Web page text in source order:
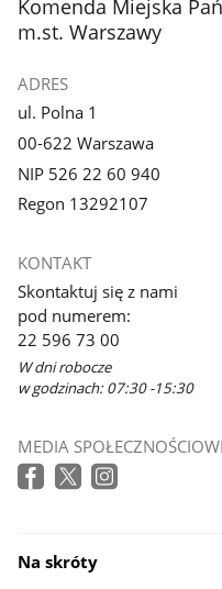
galerii.
Komenda Miejska
m.st. Warszawy
ADRES
ul. Polna 1
00-622 Warszawa
NIP 526 22 60 940
Regon 13292107
KONTAKT
Skontaktuj się z nami
pod numerem:
22 596 73 00
W dni robocze
w godzinach: 07:30 -15:30
MEDIA
Na skróty